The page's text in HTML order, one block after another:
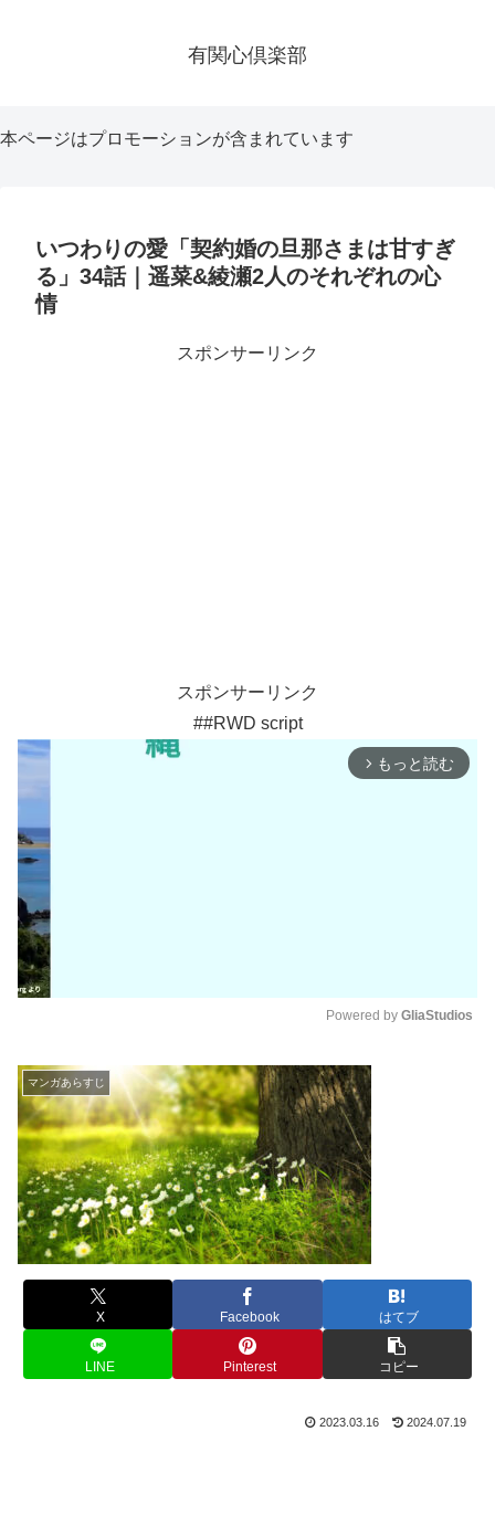
有関心倶楽部
本ページはプロモーションが含まれています
いつわりの愛「契約婚の旦那さまは甘すぎ
る」34話｜遥菜&綾瀬2人のそれぞれの心
情
スポンサーリンク
スポンサーリンク
##RWD script
arrow_forward_ios もっと読む
Powered by GliaStudios
マンガあらすじ
X Facebook はてブ
LINE Pinterest コピー
2023.03.16 2024.07.19